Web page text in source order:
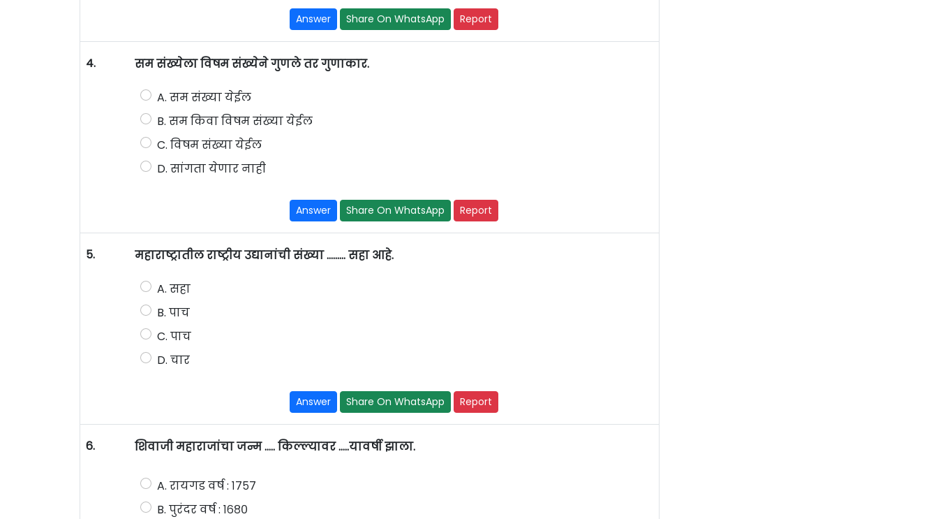
Answer Share On WhatsApp Report
4. सम संख्येला विषम संख्येने गुणले तर गुणाकार.
A. सम संख्या येईल
B. सम किवा विषम संख्या येईल
C. विषम संख्या येईल
D. सांगता येणार नाही
Answer Share On WhatsApp Report
5. महाराष्ट्रातील राष्ट्रीय उद्यानांची संख्या ……… सहा आहे.
A. सहा
B. पाच
C. पाच
D. चार
Answer Share On WhatsApp Report
6. शिवाजी महाराजांचा जन्म ….. किल्ल्यावर …..यावर्षी झाला.
A. रायगड वर्ष : १७५७
B. पुरंदर वर्ष : १६८०